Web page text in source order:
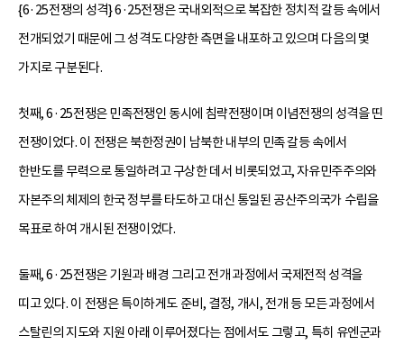
{6·25전쟁의 성격} 6·25전쟁은 국내외적으로 복잡한 정치적 갈등 속에서
전개되었기 때문에 그 성격도 다양한 측면을 내포하고 있으며 다음의 몇
가지로 구분된다.
첫째, 6·25전쟁은 민족전쟁인 동시에 침략전쟁이며 이념전쟁의 성격을 띤
전쟁이었다. 이 전쟁은 북한정권이 남북한 내부의 민족 갈등 속에서
한반도를 무력으로 통일하려고 구상한 데서 비롯되었고, 자유민주주의와
자본주의 체제의 한국 정부를 타도하고 대신 통일된 공산주의국가 수립을
목표로 하여 개시된 전쟁이었다.
둘째, 6·25전쟁은 기원과 배경 그리고 전개 과정에서 국제전적 성격을
띠고 있다. 이 전쟁은 특이하게도 준비, 결정, 개시, 전개 등 모든 과정에서
스탈린의 지도와 지원 아래 이루어졌다는 점에서도 그렇고, 특히 유엔군과